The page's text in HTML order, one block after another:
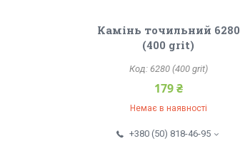
Камінь точильний 6280
(400 grit)
6280 (400 grit)
179 ₴
Немає в наявності
+380 (50) 818-46-95